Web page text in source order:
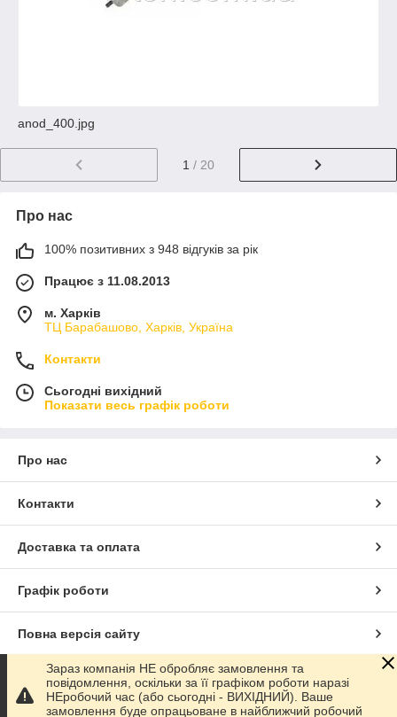
anod_400.jpg
1 / 20
Про нас
100% позитивних з 948 відгуків за рік
Працює з 11.08.2013
м. Харків
ТЦ Барабашово, Харків, Україна
Контакти
Сьогодні вихідний
Показати весь графік роботи
Про нас
Контакти
Доставка та оплата
Графік роботи
Повна версія сайту
Сайт створено на маркетплейсіProm.ua
Зараз компанія НЕ обробляє замовлення та
повідомлення, оскільки за її графіком роботи наразі
НЕробочий час (або сьогодні - ВИХІДНИЙ). Ваше
замовлення буде опрацьоване в найближчий робочий